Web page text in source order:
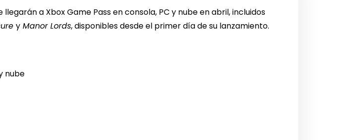
a Xbox Game Pass en consola, PC y nube en abril, incluidos
y Manor Lords, disponibles desde el primer día de su lanzamiento.
nube